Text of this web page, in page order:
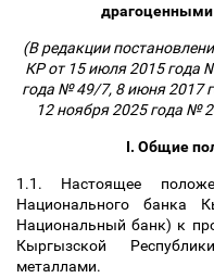
(В редакции
КР от 15 июля 2015 года
года № 49/7, 8 июня 2017
12 ноября 2025 года №
I. Общие
1.1. Настоящее
Национального банка
Национальный банк) к
Кыргызской
металлами.